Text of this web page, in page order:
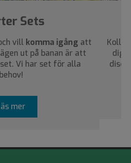
Sets
vill komma igång att
ut på banan är att
Vi har set för alla
behov!
mer
Kolla
dig